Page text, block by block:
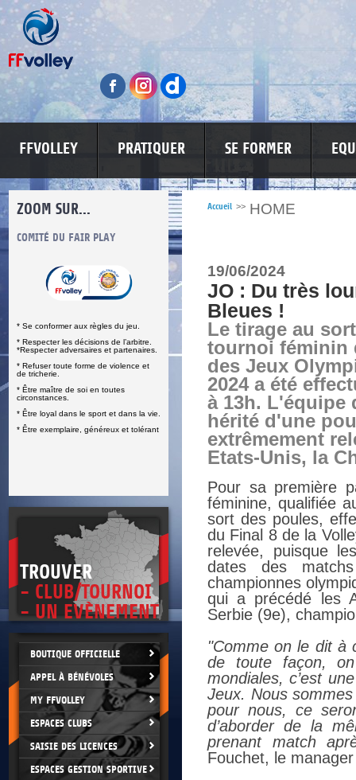
FFVOLLEY PRATIQUER SE FORMER
ZOOM SUR...
COMITÉ DU FAIR PLAY
* Se conformer aux règles du jeu.
* Respecter les décisions de l’arbitre.
*Respecter adversaires et partenaires.
* Refuser toute forme de violence et
de tricherie.
* Être maître de soi en toutes
circonstances.
* Être loyal dans le sport et dans la vie.
* Être exemplaire, généreux et tolérant
LUTTE CONTRE LES VIOLENCES
TROUVER
- CLUB/TOURNOI
- UN EVÈNEMENT
BOUTIQUE OFFICIELLE
APPEL À BÉNÉVOLES
MY FFVOLLEY
ESPACES CLUBS
SAISIE DES LICENCES
ESPACES GESTION SPORTIVE
Accueil >> HOME
19/06/2024
JO : Du très
Bleues !
Le tirage au
tournoi féminin
des Jeux
2024 a été
à 13h. L'équipe
hérité d'une
extrêmement
Etats-Unis, la
Pour sa première
féminine, qualifiée
sort des poules,
du Final 8 de la
relevée, puisque
dates des
championnes
qui a précédé les
Serbie (9e),
"Comme on le dit à
de toute façon,
mondiales, c’est
Jeux. Nous
pour nous, ce
d’aborder de la
prenant match
Fouchet, le